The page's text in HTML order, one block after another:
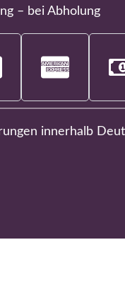
– bei Abholung
innerhalb